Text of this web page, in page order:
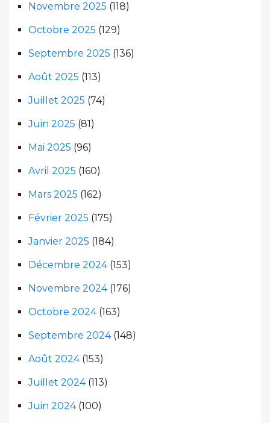
Novembre 2025 (118)
Octobre 2025 (129)
Septembre 2025 (136)
Août 2025 (113)
Juillet 2025 (74)
Juin 2025 (81)
Mai 2025 (96)
Avril 2025 (160)
Mars 2025 (162)
Février 2025 (175)
Janvier 2025 (184)
Décembre 2024(153)
Novembre 2024(176)
Octobre 2024(163)
Septembre 2024(148)
Août 2024(153)
Juillet 2024(113)
Juin 2024(100)